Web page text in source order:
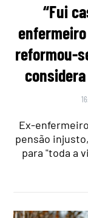
“Fui
reformou-
Ex-
pensão
para "toda a